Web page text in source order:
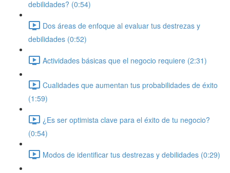
debilidades? (0:54)
Dos áreas de enfoque al evaluar tus destrezas y
debilidades (0:52)
Actividades básicas que el negocio requiere (2:31)
Cualidades que aumentan tus probabilidades de éxito
(1:59)
¿Es ser optimista clave para el éxito de tu negocio?
(0:54)
Modos de identificar tus destrezas y debilidades (0:29)